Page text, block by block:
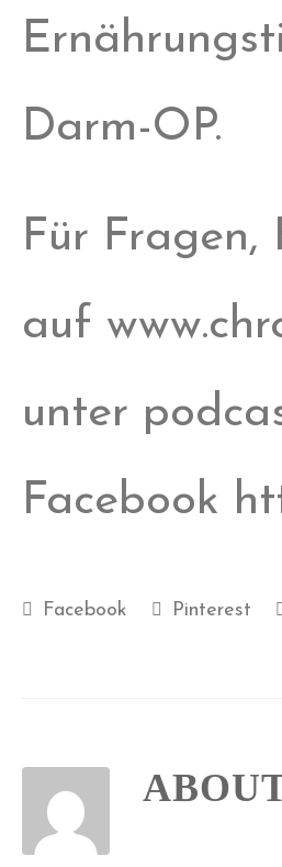
Darm-OP.
Für Fragen,
auf
unter
Facebook
Facebook Pinterest